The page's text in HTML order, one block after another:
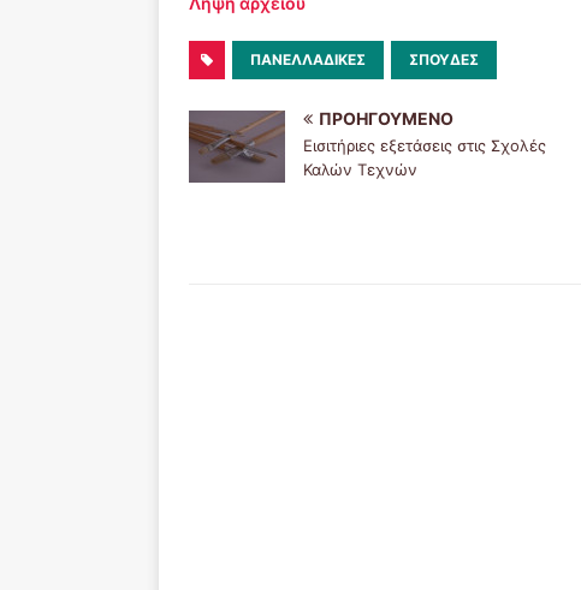
ΠΑΝΕΛΛΑΔΙΚΕΣ ΣΠΟΥΔΕΣ
ΠΡΟΗΓΟΎΜΕΝΟ
Εισιτήριες εξετάσεις στις Σχολές
Καλών Τεχνών